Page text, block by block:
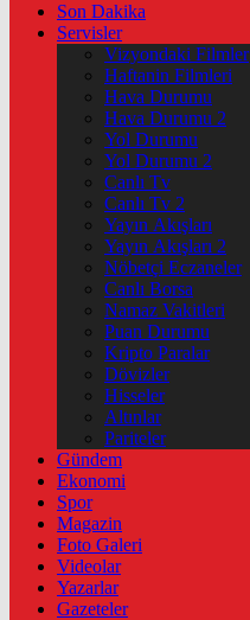
Son Dakika
Servisler
Vizyondaki Filmler
Haftanin Filmleri
Hava Durumu
Hava Durumu 2
Yol Durumu
Yol Durumu 2
Canlı Tv
Canlı Tv 2
Yayın Akışları
Yayın Akışları 2
Nöbetçi Eczaneler
Canlı Borsa
Namaz Vakitleri
Puan Durumu
Kripto Paralar
Dövizler
Hisseler
Altınlar
Pariteler
Gündem
Ekonomi
Spor
Magazin
Foto Galeri
Videolar
Yazarlar
Gazeteler